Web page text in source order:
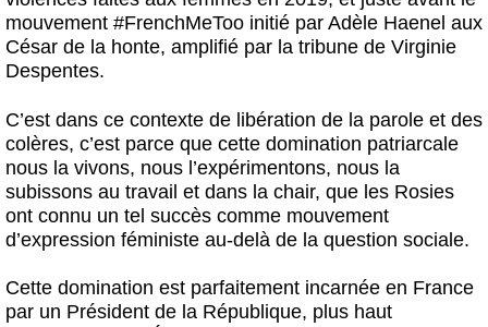
mouvement #FrenchMeToo initié par Adèle Haenel aux
César de la honte, amplifié par la tribune de Virginie
Despentes.
C’est dans ce contexte de libération de la parole et des
colères, c’est parce que cette domination patriarcale
nous la vivons, nous l’expérimentons, nous la
subissons au travail et dans la chair, que les Rosies
ont connu un tel succès comme mouvement
d’expression féministe au-delà de la question sociale.
Cette domination est parfaitement incarnée en France
par un Président de la République, plus haut